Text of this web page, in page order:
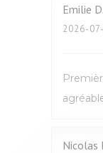
Emilie D
2026-
Nicolas